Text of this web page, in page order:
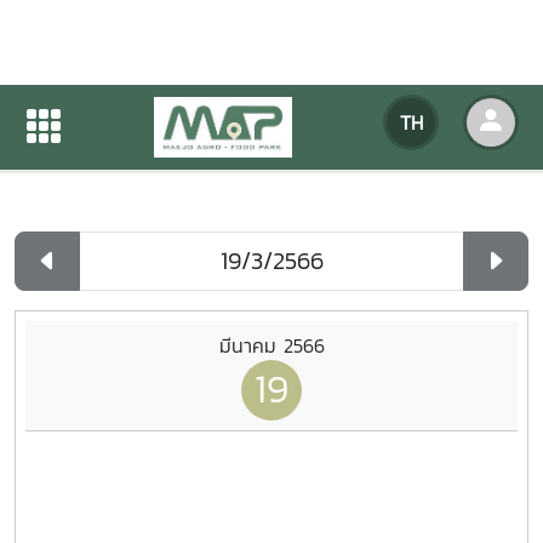
TH
ปฏิทินกิจกรรมของหน่วยงาน
ปฏิทินกิจกรรมของหน่วยงาน
มีนาคม 2566
19